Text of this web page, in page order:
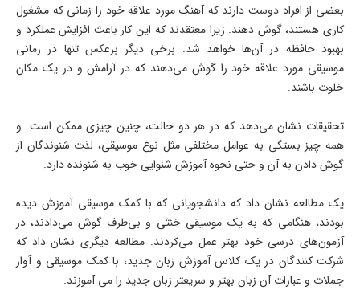
بعضی از افراد دوست دارند که آهنگ مورد علاقه خود را زمانی که مشغول
کاری هستند، گوش دهند. زیرا معتقدند که این کار باعث افزایش عملکرد و
بهبود حافظه در آن‌ها خواهد شد. برخی دیگر برعکس تنها در زمانی
موسیقی مورد علاقه خود را گوش می‌دهند که در آرامش و در یک مکان
خلوت باشند.
تحقیقات نشان می‌دهد که در هر دو حالت، چنین چیزی ممکن است. و
همه چیز بستگی به عوامل مختلفی مثل نوع موسیقی، لذت شنوندگان از
گوش دادن به آن و حتی نحوه آموزش شنوایی خوب به شنونده دارد.
یک مطالعه نشان داد که دانشجویانی که با کمک موسیقی آموزش دیده
بودند، هنگامی که به یک موسیقی خنثی و بی‌طرف گوش می‌دادند، در
آزمون‌های درسی خود بهتر عمل می‌کردند. مطالعه دیگری نشان داد که
شرکت کنندگان در یک کلاس آموزش زبان جدید، با کمک موسیقی و آواز
جملات و عبارات آن زبان بهتر و سریعتر زبان جدید را می آموزند.